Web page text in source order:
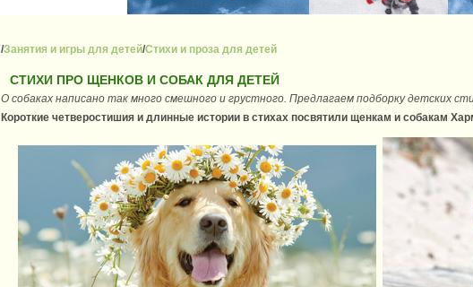
/Занятия и игры для детей/Стихи и проза для детей
СТИХИ ПРО ЩЕНКОВ И СОБАК ДЛЯ ДЕТЕЙ
О собаках написано так много смешного и грустного. Предлагаем подборку детских
Короткие четверостишия и длинные истории в стихах посвятили щенкам и собакам